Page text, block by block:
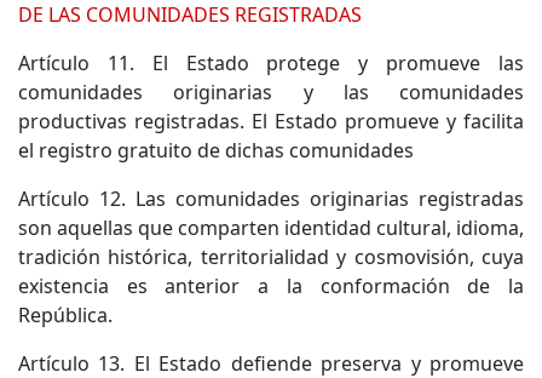
DE LAS COMUNIDADES REGISTRADAS
Artículo 11. El Estado protege y promueve las
comunidades originarias y las comunidades
productivas registradas. El Estado promueve y facilita
el registro gratuito de dichas comunidades
Artículo 12. Las comunidades originarias registradas
son aquellas que comparten identidad cultural, idioma,
tradición histórica, territorialidad y cosmovisión, cuya
existencia es anterior a la conformación de la
República.
Artículo 13. El Estado defiende preserva y promueve